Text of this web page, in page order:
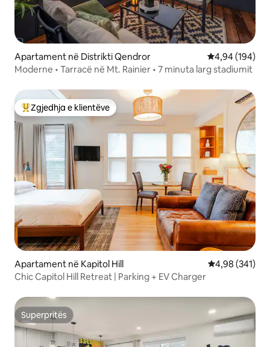
Apartament në Distrikti Qendror Vlerësimi
4,94 (194)
Moderne • Tarracë në Mt. Rainier • 7 minuta larg stadiumit
Më të mirat e zgjedhjeve të klientëve
Zgjedhja e klientëve
Apartament në Kapitol Hill Vlerësimi
4,98 (341)
Chic Capitol Hill Retreat | Parking + EV Charger
Superpritës
Superpritës